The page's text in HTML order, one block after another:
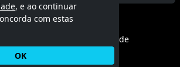
- 2026 MGF Imóveis.
Política de privacidade
, e ao continuar
com estas
OK